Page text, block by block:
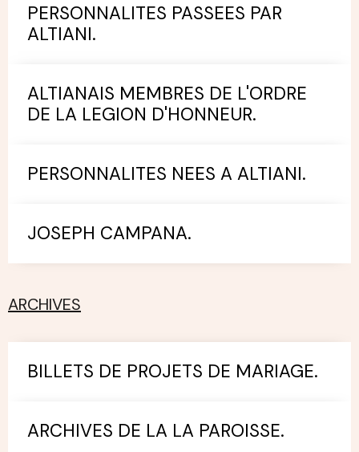
PERSONNALITES PASSEES PAR
ALTIANI.
ALTIANAIS MEMBRES DE L'ORDRE
DE LA LEGION D'HONNEUR.
PERSONNALITES NEES A ALTIANI.
JOSEPH CAMPANA.
ARCHIVES
BILLETS DE PROJETS DE MARIAGE.
ARCHIVES DE LA LA PAROISSE.